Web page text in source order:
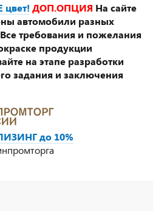
ДОП.ОПЦИЯ На сайте
автомобили разных
требования и пожелания
продукции
на этапе разработки
задания и заключения
до 10%